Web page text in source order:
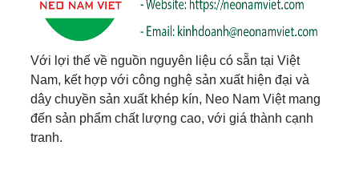
Với lợi thế về nguồn nguyên liệu có sẵn tại Việt
Nam, kết hợp với công nghệ sản xuất hiện đại và
dây chuyền sản xuất khép kín, Neo Nam Việt mang
đến sản phẩm chất lượng cao, với giá thành cạnh
tranh.